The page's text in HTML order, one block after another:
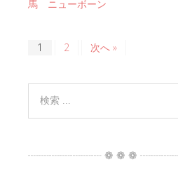
馬 ニューボーン
1 2 次へ »
┈┈┈┈┈┈┈ ❁ ❁ ❁